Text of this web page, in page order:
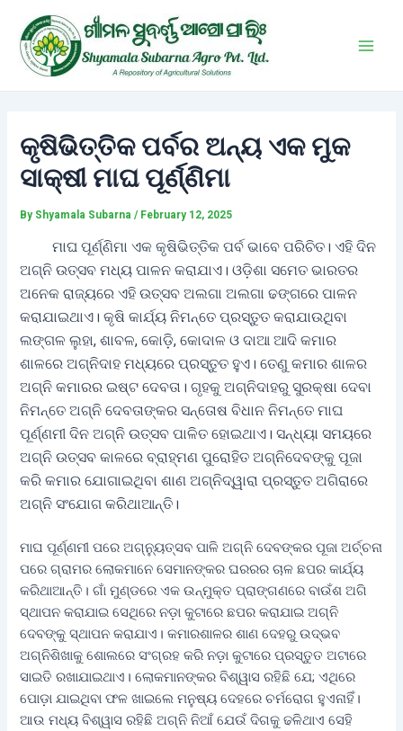
content
କୃଷିଭିତ୍ତିକ ପର୍ବର ଅନ୍ୟ ଏକ ମୁକ
ସାକ୍ଷୀ ମାଘ ପୂର୍ଣ୍ଣିମା
By Shyamala Subarna/ February 12, 2025
ମାଘ ପୂର୍ଣ୍ଣିମା ଏକ କୃଷିଭିତ୍ତିକ ପର୍ବ ଭାବେ ପରିଚିତ। ଏହି ଦିନ
ଅଗ୍ନି ଉତ୍ସବ ମଧ୍ୟ ପାଳନ କରାଯାଏ। ଓଡ଼ିଶା ସମେତ ଭାରତର
ଅନେକ ରାଜ୍ୟରେ ଏହି ଉତ୍ସବ ଅଲଗା ଅଲଗା ଢଙ୍ଗରେ ପାଳନ
କରାଯାଇଥାଏ। କୃଷି କାର୍ଯ୍ୟ ନିମନ୍ତେ ପ୍ରସ୍ତୁତ କରାଯାଉଥିବା
ଲଙ୍ଗଳ ଲୁହା, ଶାବଳ, କୋଡ଼ି, କୋଦାଳ ଓ ଦାଆ ଆଦି କମାର
ଶାଳରେ ଅଗ୍ନିଦାହ ମଧ୍ୟରେ ପ୍ରସ୍ତୁତ ହୁଏ। ତେଣୁ କମାର ଶାଳର
ଅଗ୍ନି କମାରର ଇଷ୍ଟ ଦେବତା। ଗୃହକୁ ଅଗ୍ନିଦାହରୁ ସୁରକ୍ଷା ଦେବା
ନିମନ୍ତେ ଅଗ୍ନି ଦେବତାଙ୍କର ସନ୍ତୋଷ ବିଧାନ ନିମନ୍ତେ ମାଘ
ପୂର୍ଣ୍ଣମୀ ଦିନ ଅଗ୍ନି ଉତ୍ସବ ପାଳିତ ହୋଇଥାଏ। ସନ୍ଧ୍ୟା ସମୟରେ
ଅଗ୍ନି ଉତ୍ସବ କାଳରେ ବ୍ରାହ୍ମଣ ପୁରୋହିତ ଅଗ୍ନିଦେବଙ୍କୁ ପୂଜା
କରି କମାର ଯୋଗାଇଥିବା ଶାଣ ଅଗ୍ନିଦ୍ୱାରା ପ୍ରସ୍ତୁତ ଅଗିରାରେ
ଅଗ୍ନି ସଂଯୋଗ କରିଥାଆନ୍ତି।
ମାଘ ପୂର୍ଣ୍ଣମୀ ପରେ ଅଗ୍ନ୍ୟୁତ୍ସବ ପାଳି ଅଗ୍ନି ଦେବଙ୍କର ପୂଜା ଅର୍ଚ୍ଚନା
ପରେ ଗ୍ରାମର ଲୋକମାନେ ସେମାନଙ୍କର ଘରରର ଚାଳ ଛପର କାର୍ଯ୍ୟ
କରିଥାଆନ୍ତି। ଗାଁ ମୁଣ୍ଡରେ ଏକ ଉନ୍ମୁକ୍ତ ପ୍ରାଙ୍ଗଣରେ ବାଉଁଶ ଅଗି
ସ୍ଥାପନ କରାଯାଇ ସେଥିରେ ନଡ଼ା କୁଟାରେ ଛପର କରାଯାଇ ଅଗ୍ନି
ଦେବଙ୍କୁ ସ୍ଥାପନ କରାଯାଏ। କମାରଶାଳର ଶାଣ ଦେହରୁ ଉଦ୍ଭବ
ଅଗ୍ନିଶିଖାକୁ ଶୋଲରେ ସଂଗ୍ରହ କରି ନଡ଼ା କୁଟାରେ ପ୍ରସ୍ତୁତ ଅଟାରେ
ସାଇତି ରଖାଯାଇଥାଏ। ଲୋକମାନଙ୍କର ବିଶ୍ୱାସ ରହିଛି ଯେ; ଏଥିରେ
ପୋଡ଼ା ଯାଇଥିବା ଫଳ ଖାଇଲେ ମନୁଷ୍ୟ ଦେହରେ ଚର୍ମରୋଗ ହୁଏନାହିଁ।
ଆଉ ମଧ୍ୟ ବିଶ୍ୱାସ ରହିଛି ଅଗ୍ନି ନିଆଁ ଯେଉଁ ଦିଗକୁ ଢଳିଥାଏ ସେହି
navigation